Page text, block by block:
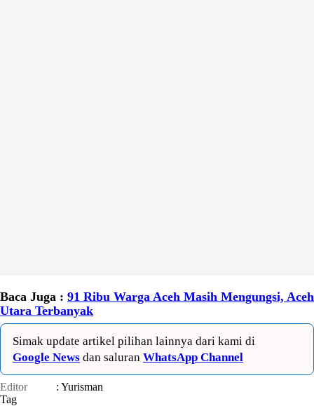
Baca Juga : 91 Ribu Warga Aceh Masih Mengungsi, Aceh
Utara Terbanyak
Simak update artikel pilihan lainnya dari kami di
Google News dan saluran WhatsApp Channel
Editor
: Yurisman
Tag